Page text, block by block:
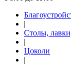
|
Столы,
|
Цоколи
|